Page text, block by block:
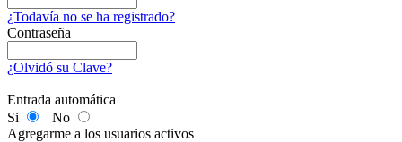
¿Todavía no se ha registrado?
Contraseña
¿Olvidó su Clave?
Entrada automática
Si
No
Agregarme a los usuarios activos